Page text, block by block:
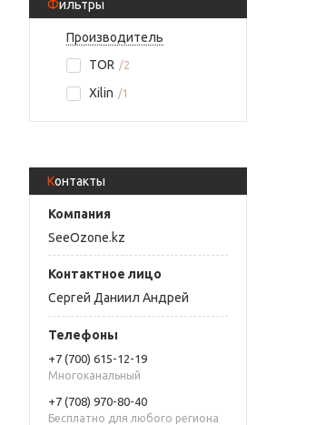
Фильтры
Производитель
TOR
2
Xilin 1
Контакты
SeeOzone.kz
Сергей Даниил Андрей
+7 (700) 615-12-19
Многоканальный
+7 (708) 970-80-40
Бесплатно для любого региона